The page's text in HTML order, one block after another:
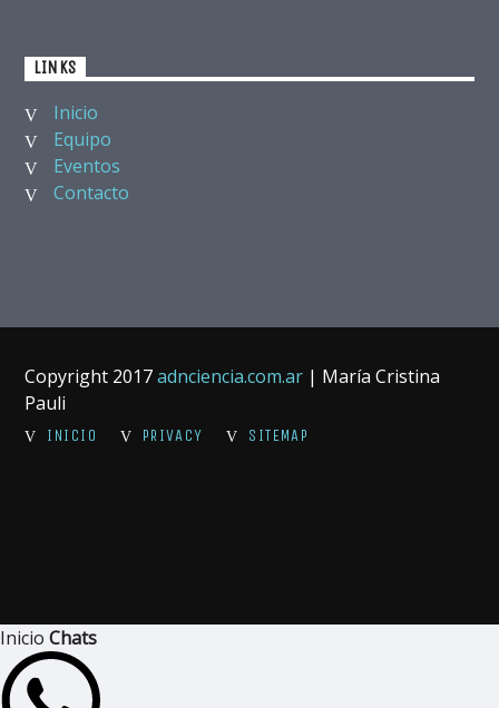
LINKS
Inicio
Equipo
Eventos
Contacto
Copyright 2017adnciencia.com.ar | María Cristina
Pauli
INICIO PRIVACY SITEMAP
Inicio Chats